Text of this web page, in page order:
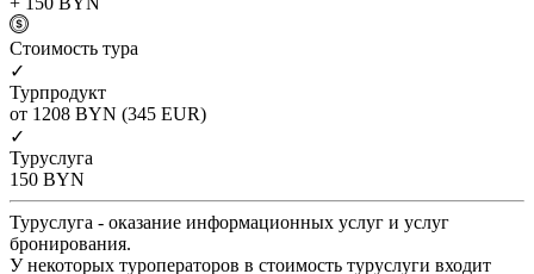
Cтоимость тура
✓
Турпродукт
от 1208 BYN (345 EUR)
✓
Туруслуга
150 BYN
Туруслуга - оказание информационных услуг и услуг
бронирования.
У некоторых туроператоров в стоимость туруслуги входит